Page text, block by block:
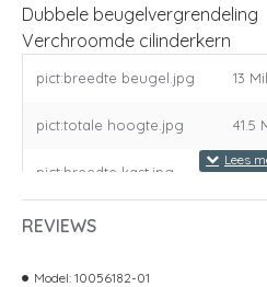
Dubbele beugelvergrendeling
Verchroomde cilinderkern
pict:breedte beugel.jpg 13
pict:totale hoogte.jpg 41.5
pict:breedte kast.jpg 25
pict:hoogte beugel.jpg
REVIEWS
Model: 10056182-01